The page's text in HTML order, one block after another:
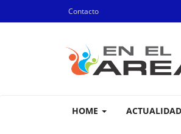
Contacto
HOME ACTUALIDAD